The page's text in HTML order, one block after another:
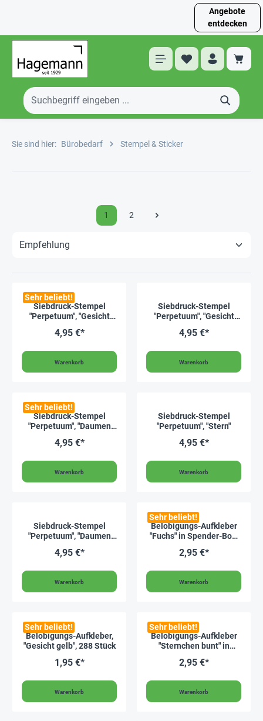
Angebote
entdecken
Sie sind hier: Bürobedarf Stempel & Sticker
1 2
Sehr beliebt!
Siebdruck-Stempel
"Perpetuum", "Gesicht
4,95 €*
Warenkorb
Siebdruck-Stempel
"Perpetuum", "Gesicht
4,95 €*
Warenkorb
Sehr beliebt!
Siebdruck-Stempel
"Perpetuum", "Daumen
4,95 €*
Warenkorb
Siebdruck-Stempel
"Perpetuum", "Stern"
4,95 €*
Warenkorb
Siebdruck-Stempel
"Perpetuum", "Daumen
4,95 €*
Warenkorb
Sehr beliebt!
Belobigungs-Aufkleber
"Fuchs" in Spender-Box,
2,95 €*
Warenkorb
Sehr beliebt!
Belobigungs-Aufkleber,
"Gesicht gelb", 288 Stück
1,95 €*
Warenkorb
Sehr beliebt!
Belobigungs-Aufkleber
"Sternchen bunt" in
2,95 €*
Warenkorb